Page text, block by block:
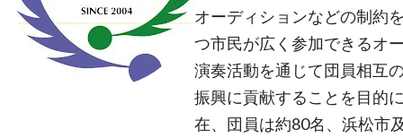
オーディションなどの制約
つ市民が広く参加できるオ
演奏活動を通じて団員相互
振興に貢献することを目的
在、団員は約80名、浜松市